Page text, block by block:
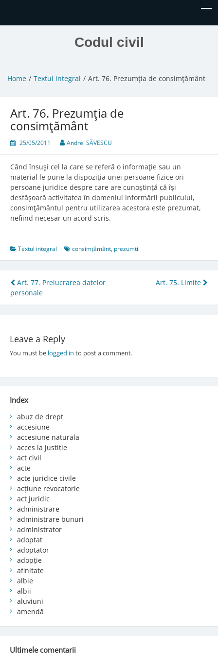
Codul civil
Home Textul integral Art. 76. Prezumţia de consimţământ
Art. 76. Prezumţia de
consimţământ
25/05/2011 Andrei SĂVESCU
Când însuşi cel la care se referă o informaţie sau un
material le pune la dispoziţia unei persoane fizice ori
persoane juridice despre care are cunoştinţă că îşi
desfăşoară activitatea în domeniul informării publicului,
consimţământul pentru utilizarea acestora este prezumat,
nefiind necesar un acord scris.
Textul integral consimțământ, prezumții
Post
navigation
Art. 77. Prelucrarea datelor
personale
Art. 75. Limite
Leave a Reply
You must be logged in to post a comment.
Index
abuz de drept
accesiune
accesiune naturala
acces la justiție
act civil
acte
acte juridice civile
acțiune revocatorie
act juridic
administrare
administrare bunuri
administrator
adoptat
adoptator
adopție
afinitate
albie
albii
aluviuni
amendă
Ultimele comentarii